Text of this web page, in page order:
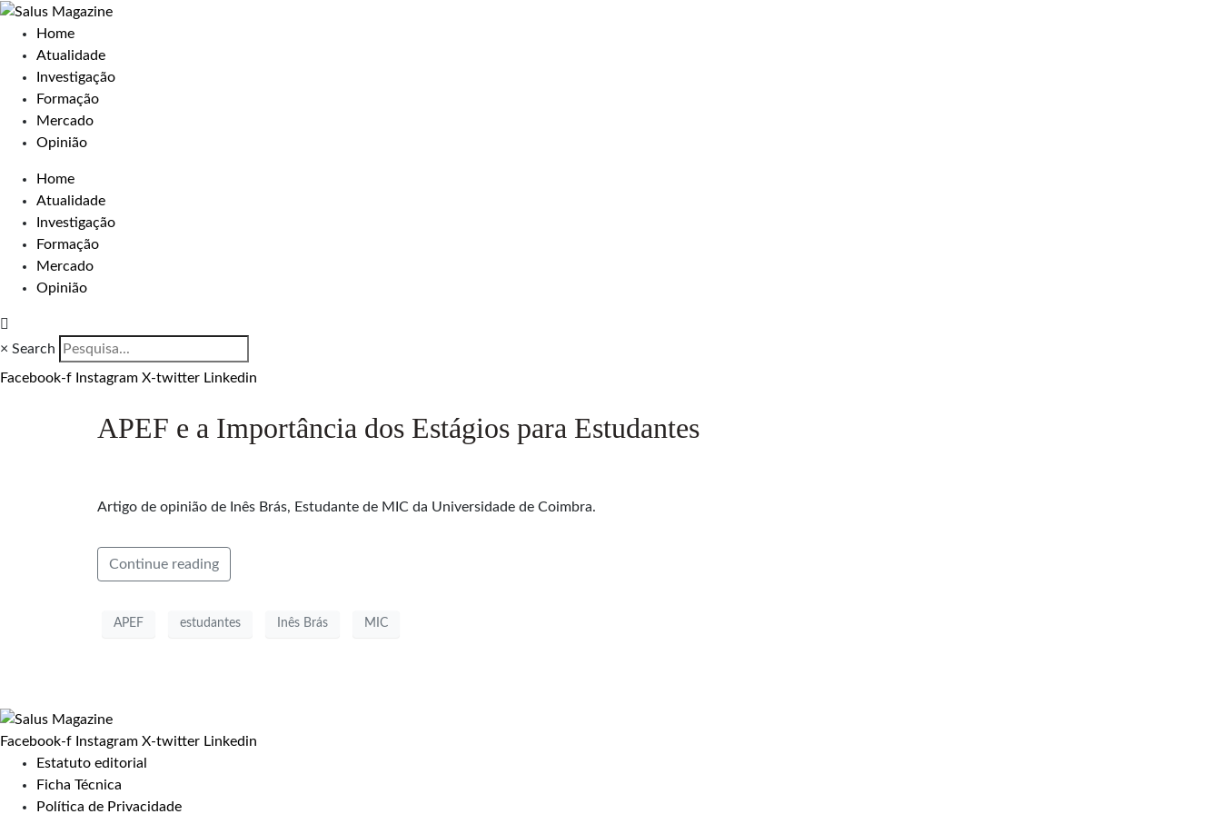
Home
Atualidade
Investigação
Formação
Mercado
Opinião
Home
Atualidade
Investigação
Formação
Mercado
Opinião
× Search
Facebook-f Instagram X-twitter Linkedin
APEF e a Importância dos Estágios para Estudantes
Artigo de opinião de Inês Brás, Estudante de MIC da Universidade de Coimbra.
Continue reading
APEF estudantes Inês Brás MIC
Facebook-f Instagram X-twitter Linkedin
Estatuto editorial
Ficha Técnica
Política de Privacidade